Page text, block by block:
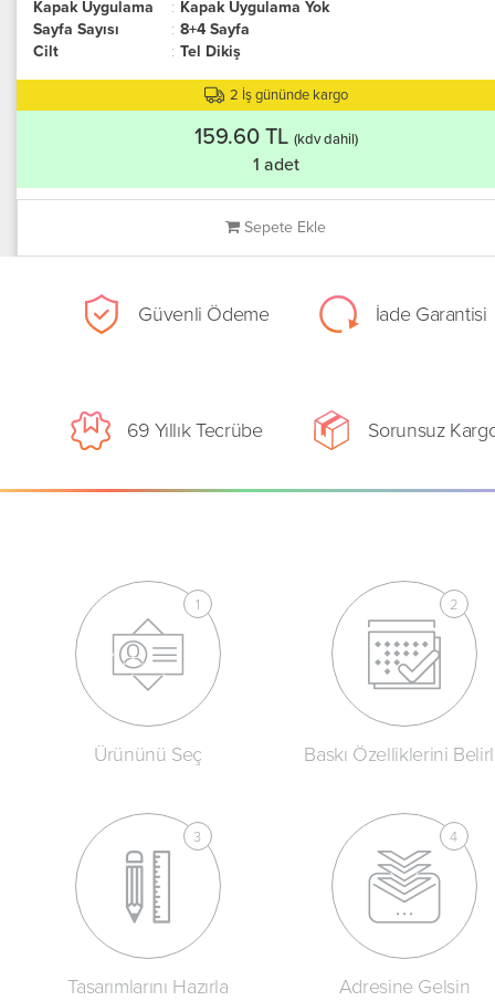
Kapak Uygulama : Kapak Uygulama Yok
Sayfa Sayısı
: 8+4 Sayfa
Cilt
: Tel Dikiş
2 İş gününde kargo
159.60 TL (kdv dahil)
1 adet
Sepete Ekle
Güvenli Ödeme İade Garantisi
69 Yıllık Tecrübe Sorunsuz
Ürününü Seç Baskı Özelliklerini
Tasarımlarını Hazırla Adresine Gelsin